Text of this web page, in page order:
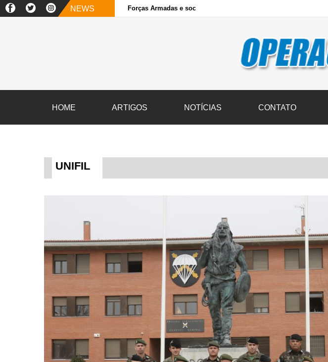
NEWS Forças Armadas e sociedade civil transportam 3,6 mil
HOME ARTIGOS NOTÍCIAS CONTATO
UNIFIL